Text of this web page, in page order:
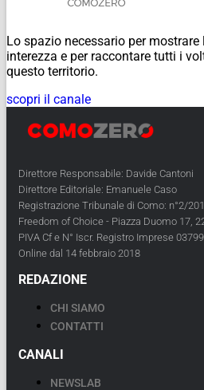
Lo spazio necessario per
interezza e per raccontare tutti i
questo territorio.
scopri il canale
Direttore Responsabile: Davide Cantoni
Direttore Editoriale: Emanuele Caso
Registrazione Tribunale di Como: n°2/
Freedom of Choice - Piazza Duomo 17,
PIVA Cf e N° Iscr. Registro Imprese
Online dal 14 febbraio 2018
REDAZIONE
CHI SIAMO
CONTATTI
CANALI
NEWSLAB